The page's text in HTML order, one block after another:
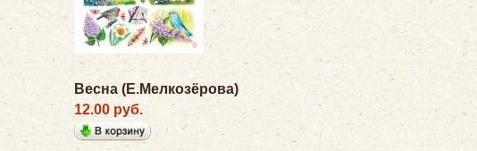
Весна (Е.Мелкозёрова)
12.00 руб.